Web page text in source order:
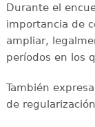
Durante el
importancia de
ampliar,
períodos en los
También
de